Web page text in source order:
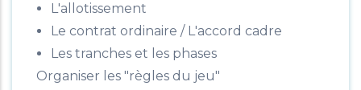
L'allotissement
Le contrat ordinaire / L'accord cadre
Les tranches et les phases
Organiser les "règles du jeu"